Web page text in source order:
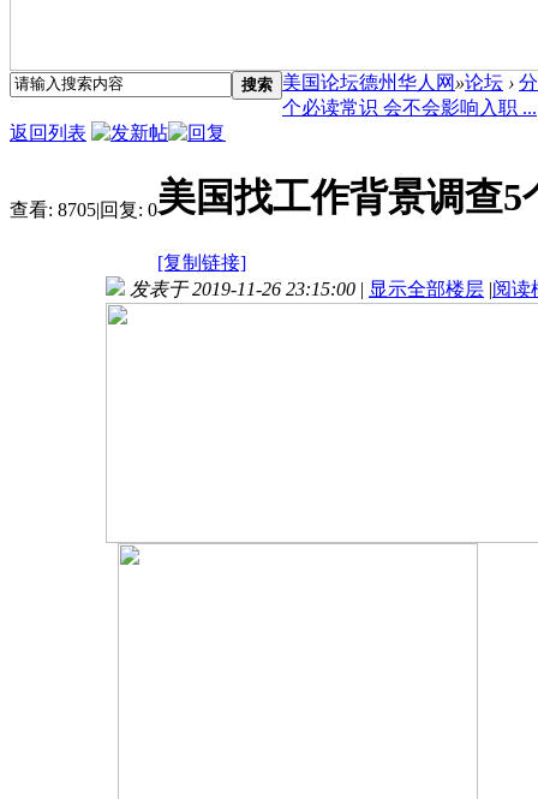
搜索 美国论坛德州华人网 »论坛 ›
个必读常识 会不会影响入职 ...
返回列表
查看: 8705|回复: 0美国找工作背景调查
[复制链接]
发表于 2019-11-26 23:15:00 | 显示全部楼层 |阅读